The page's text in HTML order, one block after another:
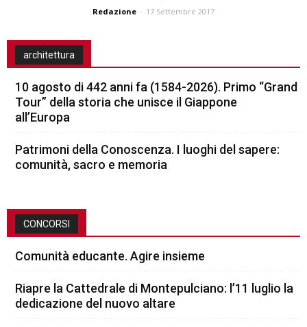
Redazione - 17 Settembre 2017
architettura
10 agosto di 442 anni fa (1584-2026). Primo “Grand
Tour” della storia che unisce il Giappone
all’Europa
Patrimoni della Conoscenza. I luoghi del sapere:
comunità, sacro e memoria
CONCORSI
Comunità educante. Agire insieme
Riapre la Cattedrale di Montepulciano: l’11 luglio la
dedicazione del nuovo altare